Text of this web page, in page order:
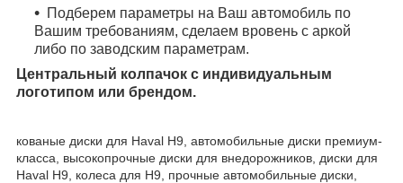
Подберем параметры на Ваш автомобиль по
Вашим требованиям, сделаем вровень с аркой
либо по заводским параметрам.
Центральный колпачок с индивидуальным
логотипом или брендом.
кованые диски для Haval H9, автомобильные диски премиум-
класса, высокопрочные диски для внедорожников, диски для
Haval H9, колеса для H9, прочные автомобильные диски,